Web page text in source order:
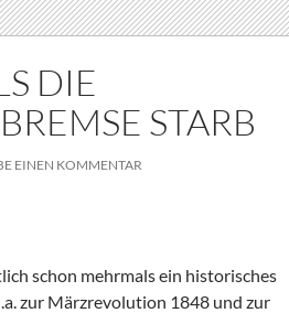
DIE
STARB
EINEN KOMMENTAR
schon mehrmals ein historisches
zur Märzrevolution 1848 und zur